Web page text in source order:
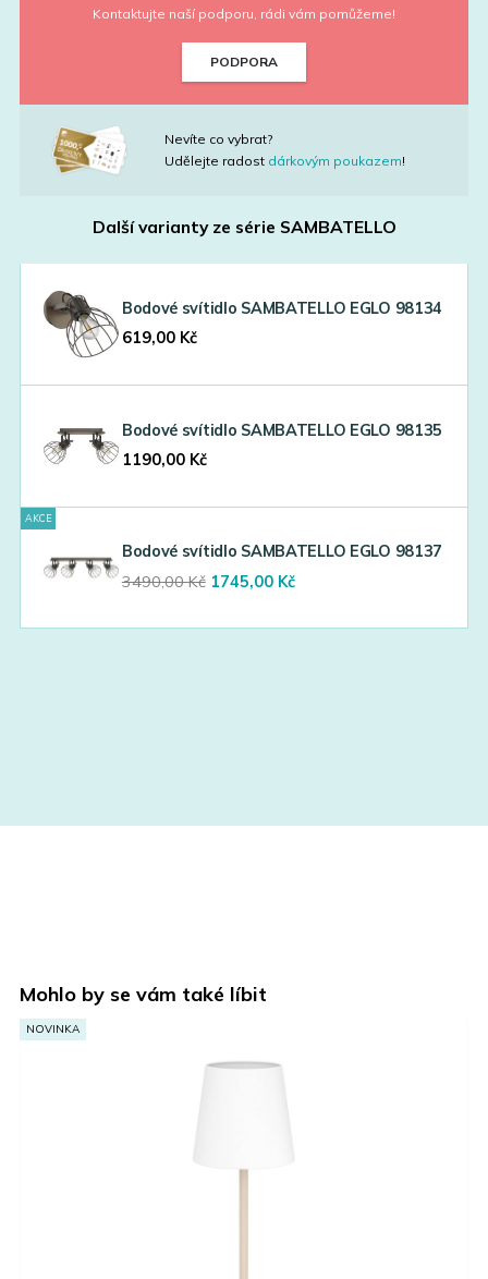
Kontaktujte naší podporu, rádi vám pomůžeme!
PODPORA
Nevíte co vybrat?
Udělejte radost dárkovým poukazem!
Další varianty ze série SAMBATELLO
Bodové svítidlo SAMBATELLO EGLO 98134
619,00 Kč
Bodové svítidlo SAMBATELLO EGLO 98135
1190,00 Kč
AKCE
Bodové svítidlo SAMBATELLO EGLO 98137
3490,00Kč Original
was:
1745,00 KčCurrent
is:
Mohlo by se vám také líbit